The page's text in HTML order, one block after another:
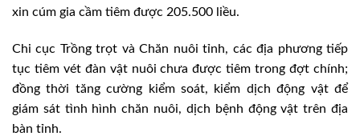
xin cúm gia cầm tiêm được 205.500 liều.
Chi cục Trồng trọt và Chăn nuôi tỉnh, các địa phương tiếp
tục tiêm vét đàn vật nuôi chưa được tiêm trong đợt chính;
đồng thời tăng cường kiểm soát, kiểm dịch động vật để
giám sát tình hình chăn nuôi, dịch bệnh động vật trên địa
bàn tỉnh.